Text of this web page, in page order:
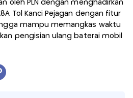
oleh PLN dengan menghadirkan
Tol Kanci Pejagan dengan fitur
mampu memangkas waktu
pengisian ulang baterai mobil